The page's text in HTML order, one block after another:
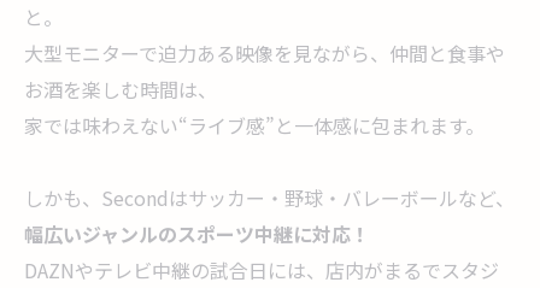
と。
大型モニターで迫力ある映像を見ながら、仲間と食事や
お酒を楽しむ時間は、
家では味わえない“ライブ感”と一体感に包まれます。
しかも、Secondはサッカー・野球・バレーボールなど、
幅広いジャンルのスポーツ中継に対応！
DAZNやテレビ中継の試合日には、店内がまるでスタジ